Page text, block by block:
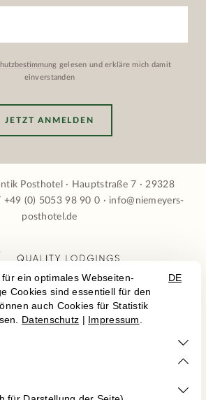
gelesen und erkläre mich damit
einverstanden
JETZT ANMELDEN
Posthotel · Hauptstraße 7 · 29328
+49 (0) 5053 98 90 0 · info@niemeyers-
posthotel.de